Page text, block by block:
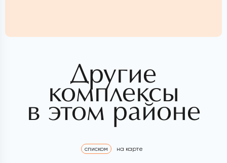
Другие
комплексы
в этом районе
списком на карте